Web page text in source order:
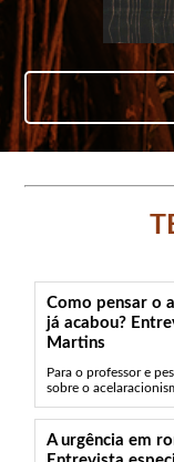
Como pensar o
já acabou?
Martins
Para o professor e
sobre o
A urgência em